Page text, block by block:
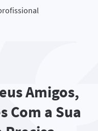
Amigos,
Com a Sua